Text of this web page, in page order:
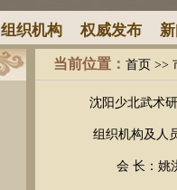
组织机构 权威发布
当前位置： 首页 >>
沈阳少北武术
组织机构及人
会 长：姚